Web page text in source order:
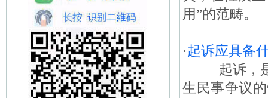
用”的范畴。
·起诉应具备
起诉，是
生民事争议